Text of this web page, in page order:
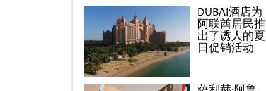
DUBAI酒店为
阿联酋居民推
出了诱人的夏
日促销活动